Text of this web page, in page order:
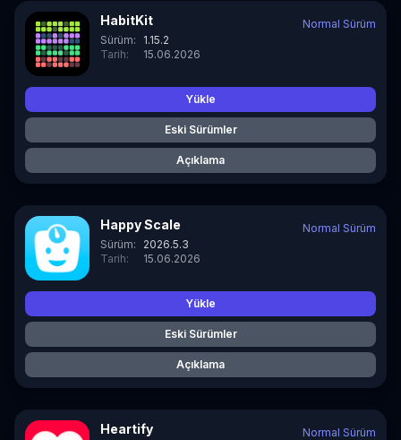
HabitKit
Sürüm:
1.15.2
Tarih:
15.06.2026
Normal Sürüm
Yükle
Eski Sürümler
Açıklama
Happy Scale
Sürüm:
2026.5.3
Tarih:
15.06.2026
Normal Sürüm
Yükle
Eski Sürümler
Açıklama
Heartify Normal Sürüm